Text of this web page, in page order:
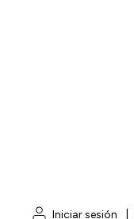
Iniciar sesión